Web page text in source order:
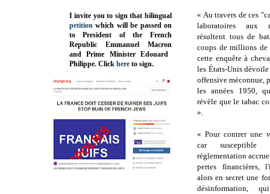
« Au travers de ces
laboratoires aux
résultent tous de
coups de millions de
cette enquête à
les États-Unis
offensive méconnue,
les années 1950,
révèle que le tabac
».
« Pour contrer une
car susceptible
réglementation
pertes financières,
alors en secret une
désinformation,
I invite you to sign that bilingual
petition which will be passed on
to President of the French
Republic Emmanuel Macron
and Prime MinisterEdouard
Philippe. Click here to sign.